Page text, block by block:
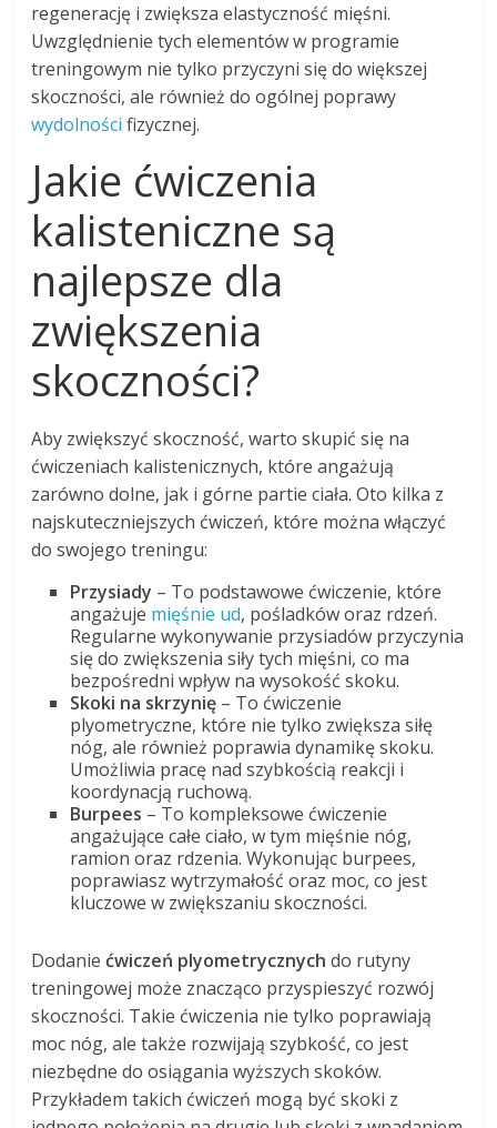
regenerację i zwiększa elastyczność mięśni.
Uwzględnienie tych elementów w programie
treningowym nie tylko przyczyni się do większej
skoczności, ale również do ogólnej poprawy
wydolności fizycznej.
Jakie ćwiczenia
kalisteniczne są
najlepsze dla
zwiększenia
skoczności?
Aby zwiększyć skoczność, warto skupić się na
ćwiczeniach kalistenicznych, które angażują
zarówno dolne, jak i górne partie ciała. Oto kilka z
najskuteczniejszych ćwiczeń, które można włączyć
do swojego treningu:
Przysiady – To podstawowe ćwiczenie, które
angażuje mięśnie ud, pośladków oraz rdzeń.
Regularne wykonywanie przysiadów przyczynia
się do zwiększenia siły tych mięśni, co ma
bezpośredni wpływ na wysokość skoku.
Skoki na skrzynię – To ćwiczenie
plyometryczne, które nie tylko zwiększa siłę
nóg, ale również poprawia dynamikę skoku.
Umożliwia pracę nad szybkością reakcji i
koordynacją ruchową.
Burpees – To kompleksowe ćwiczenie
angażujące całe ciało, w tym mięśnie nóg,
ramion oraz rdzenia. Wykonując burpees,
poprawiasz wytrzymałość oraz moc, co jest
kluczowe w zwiększaniu skoczności.
Dodaniećwiczeń plyometrycznych do rutyny
treningowej może znacząco przyspieszyć rozwój
skoczności. Takie ćwiczenia nie tylko poprawiają
moc nóg, ale także rozwijają szybkość, co jest
niezbędne do osiągania wyższych skoków.
Przykładem takich ćwiczeń mogą być skoki z